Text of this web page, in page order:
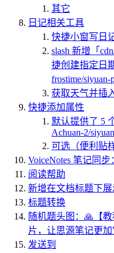
其它
日记相关工具
快捷小窗写日
slash 新增「
捷创建指定日
frostime/
获取天气并插
快捷添加属性
默认提供了 5
Achuan-2/
可选（便利贴
VoiceNotes 笔记同步
阅读帮助
新增在文档标题下
标题转换
随机题头图：🙏【
片，让思源笔记更
发送到